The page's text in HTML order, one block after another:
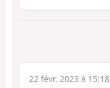
22 févr. 2023 à 15:18